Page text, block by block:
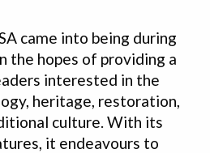
came into being during
the hopes of providing a
interested in the
heritage, restoration,
culture. With its
it endeavours to